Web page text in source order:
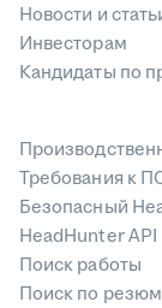
Новости и
Инвесторам
Кандидаты по
Требования к
Безопасный
HeadHunter API
Поиск работы
Поиск по